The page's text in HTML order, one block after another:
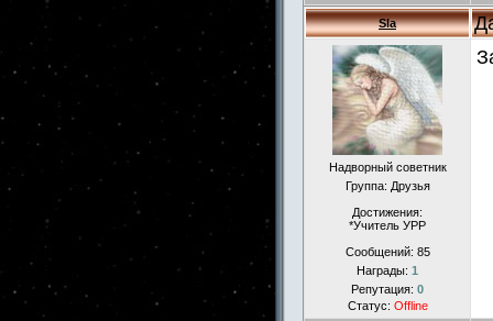
Sla
Надворный советник
Группа: Друзья
Достижения:
*Учитель УРР
Сообщений: 85
Награды: 1
Репутация: 0
Статус: Offline